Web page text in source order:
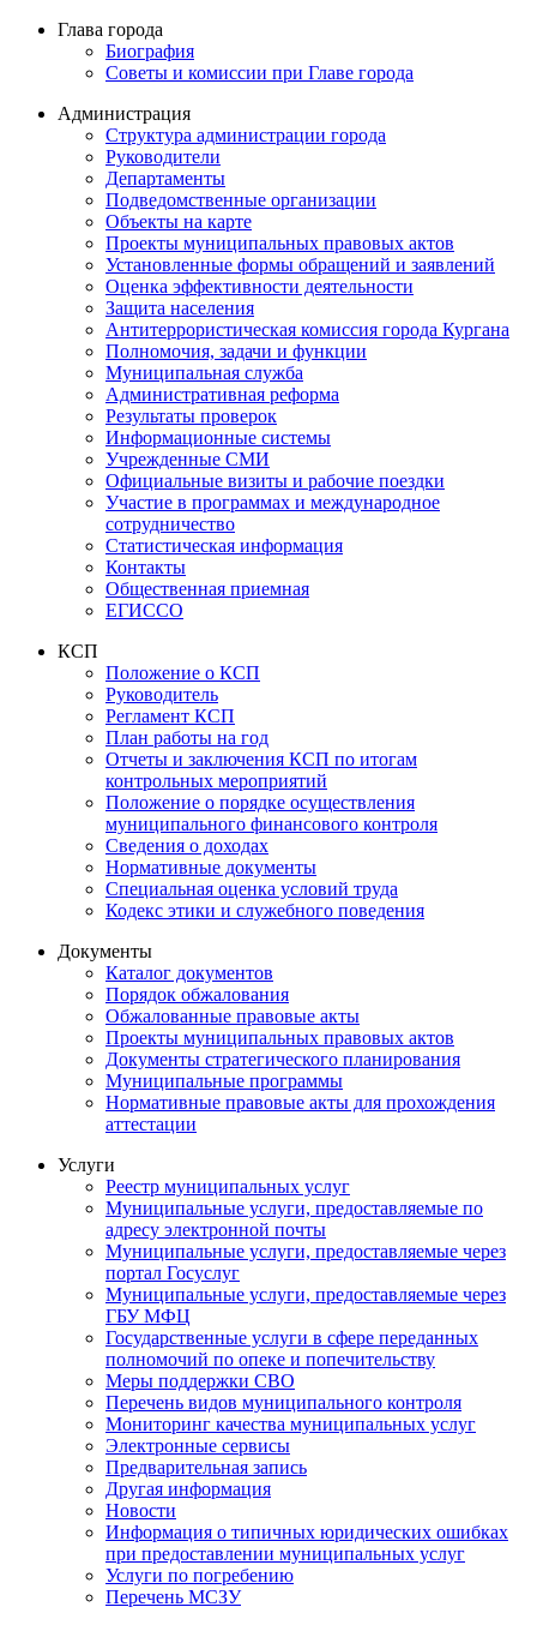
Глава города
Биография
Советы и комиссии при Главе города
Администрация
Структура администрации города
Руководители
Департаменты
Подведомственные организации
Объекты на карте
Проекты муниципальных правовых актов
Установленные формы обращений и заявлений
Оценка эффективности деятельности
Защита населения
Антитеррористическая комиссия города Кургана
Полномочия, задачи и функции
Муниципальная служба
Административная реформа
Результаты проверок
Информационные системы
Учрежденные СМИ
Официальные визиты и рабочие поездки
Участие в программах и международное
сотрудничество
Статистическая информация
Контакты
Общественная приемная
ЕГИССО
КСП
Положение о КСП
Руководитель
Регламент КСП
План работы на год
Отчеты и заключения КСП по итогам
контрольных мероприятий
Положение о порядке осуществления
муниципального финансового контроля
Сведения о доходах
Нормативные документы
Специальная оценка условий труда
Кодекс этики и служебного поведения
Документы
Каталог документов
Порядок обжалования
Обжалованные правовые акты
Проекты муниципальных правовых актов
Документы стратегического планирования
Муниципальные программы
Нормативные правовые акты для прохождения
аттестации
Услуги
Реестр муниципальных услуг
Муниципальные услуги, предоставляемые по
адресу электронной почты
Муниципальные услуги, предоставляемые через
портал Госуслуг
Муниципальные услуги, предоставляемые через
ГБУ МФЦ
Государственные услуги в сфере переданных
полномочий по опеке и попечительству
Меры поддержки СВО
Перечень видов муниципального контроля
Мониторинг качества муниципальных услуг
Электронные сервисы
Предварительная запись
Другая информация
Новости
Информация о типичных юридических ошибках
при предоставлении муниципальных услуг
Услуги по погребению
Перечень МСЗУ